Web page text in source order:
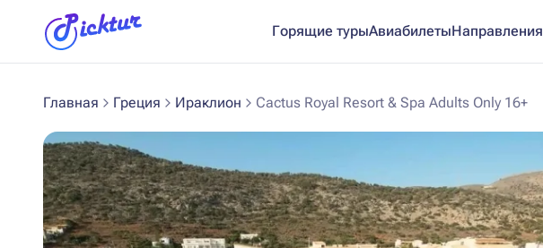
Горящие турыАвиабилетыНаправления
Главная Греция Ираклион Cactus Royal Resort & Spa Adults Only 16+